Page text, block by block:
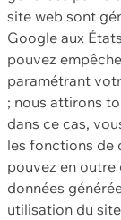
site web sont
Google aux
pouvez
paramétrant
; nous attirons
dans ce cas,
les fonctions de
pouvez en outre
données
utilisation du